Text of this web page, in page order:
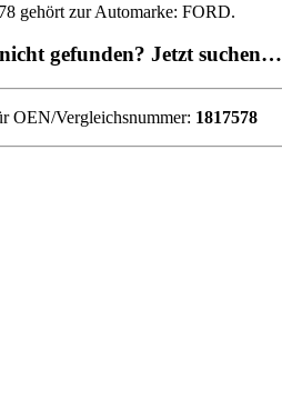
gehört zur Automarke: FORD.
gefunden? Jetzt suchen…
OEN/Vergleichsnummer: 1817578